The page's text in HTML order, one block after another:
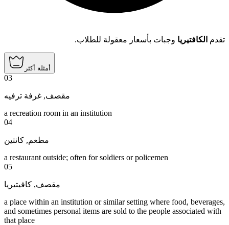
تقدم الكافتيريا وجبات بأسعار معقولة للطلاب.
أمثلة أكثر
03
مقصف, غرفة ترفيه
a recreation room in an institution
04
مطعم, كانتين
a restaurant outside; often for soldiers or policemen
05
مقصف, كافيتيريا
a place within an institution or similar setting where food, beverages,
and sometimes personal items are sold to the people associated with
that place